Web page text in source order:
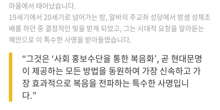
마을에서 태어났습니다.
19세기에서 20세기로 넘어가는 밤, 알바의 주교좌 성당에서 밤샘 성체조
배를 하던 중 결정적인 빛을 받게 되었고, 그는 시대적 요청을 알아듣는
혜안으로 이 특수한 사명을 받아들였습니다.
“그것은 ‘사회 홍보수단을 통한 복음화’, 곧 현대문명
이 제공하는 모든 방법을 동원하여 가장 신속하고 가
장 효과적으로 복음을 전파하는 특수한 사명입니
다.”